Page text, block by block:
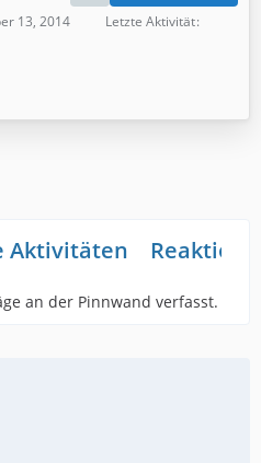
13, 2014
Letzte Aktivität
Aktivitäten
an der Pinnwand verfasst.